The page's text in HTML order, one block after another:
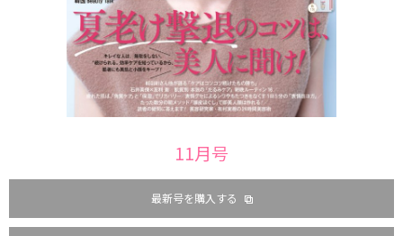
11月号
最新号を購入する